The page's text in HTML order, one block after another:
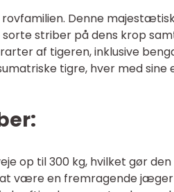
Denne
striber på dens krop
af tigeren, inklusive
tigre, hver med sine
op til 300 kg, hvilket gør
være en fremragende